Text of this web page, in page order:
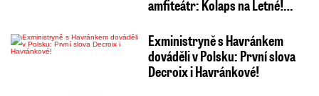
amfiteátr: Kolaps na Letné!…
Exministryně s Havránkem
dováděli v Polsku: První slova
Decroix i Havránkové!